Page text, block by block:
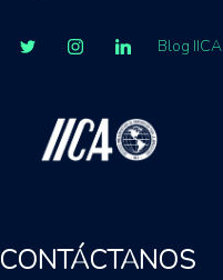
Blog IICA
CONTÁCTANOS